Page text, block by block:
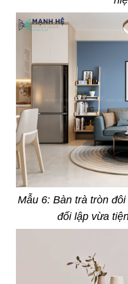
Mẫu 6: Bàn trà tròn
đối lập vừa